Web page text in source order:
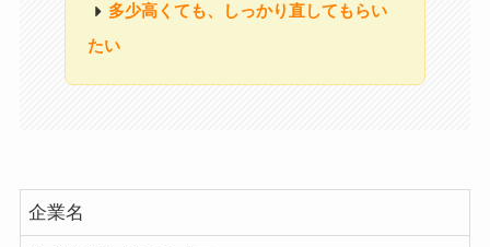
多少高くても、しっかり直してもらい
たい
企業名